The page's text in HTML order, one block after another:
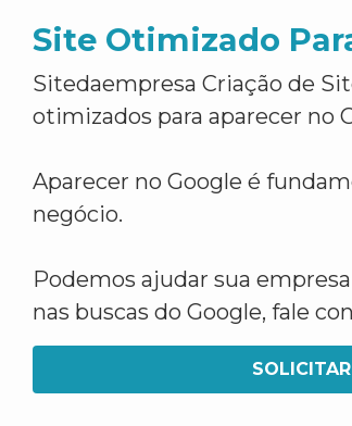
Site Otimizado
Sitedaempresa Criação de
otimizados para aparecer no
Aparecer no Google é
negócio.
Podemos ajudar sua
nas buscas do Google, fale